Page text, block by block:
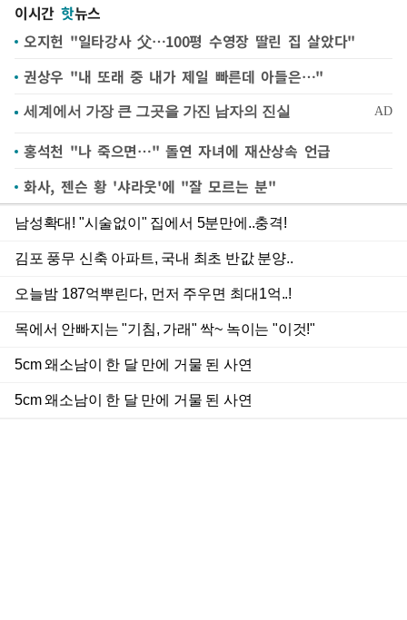
이시간 핫뉴스
오지헌 "일타강사 父…100평 수영장 딸린 집 살았다"
권상우 "내 또래 중 내가 제일 빠른데 아들은…"
홍석천 "나 죽으면…" 돌연 자녀에 재산상속 언급
화사, 젠슨 황 '샤라웃'에 "잘 모르는 분"